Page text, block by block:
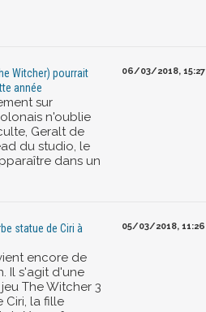
Witcher) pourrait
année
sur
n'oublie
Geralt de
du studio, le
dans un
06/03/2018, 15:27
statue de Ciri à
encore de
Il s'agit d'une
The Witcher 3
Ciri, la fille
05/03/2018, 11:26